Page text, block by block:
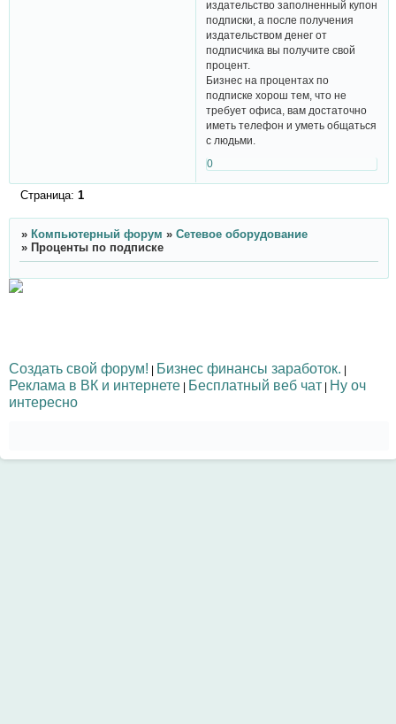
издательство заполненный купон
подписки, а после получения
издательством денег от
подписчика вы получите свой
процент.
Бизнес на процентах по
подписке хорош тем, что не
требует офиса, вам достаточно
иметь телефон и уметь общаться
с людьми.
0
Страница: 1
» Компьютерный форум » Сетевое оборудование
» Проценты по подписке
Создать свой форум! | Бизнес финансы заработок. |
Реклама в ВК и интернете | Бесплатный веб чат | Ну оч
интересно